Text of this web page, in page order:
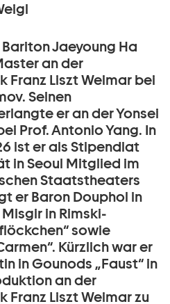
Jaeyoung Ha
an der
Franz Liszt Weimar bei
Seinen
er an der Yonsei
Prof. Antonio Yang. In
ist er als Stipendiat
in Seoul Mitglied im
Staatstheaters
er Baron Douphol in
in Rimski-
sowie
Kürzlich war er
in Gounods „Faust“ in
an der
Franz Liszt Weimar zu